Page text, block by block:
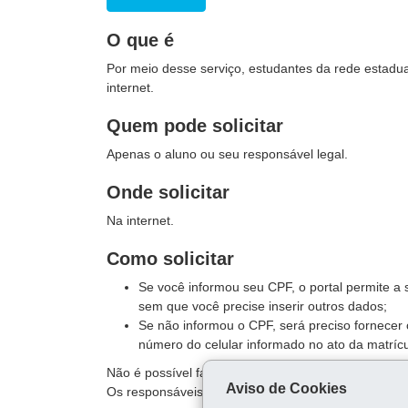
O que é
Por meio desse serviço, estudantes da rede
internet.
Quem pode solicitar
Apenas o aluno ou seu responsável legal.
Onde solicitar
Na internet.
Como solicitar
Se você informou seu CPF, o portal permite
sem que você precise inserir outros dados;
Se não informou o CPF, será preciso
número do celular informado no ato da
Não é possível fazer a emissão do documento
Os responsáveis pelo aluno receberão o arquivo
Aviso de Cookies